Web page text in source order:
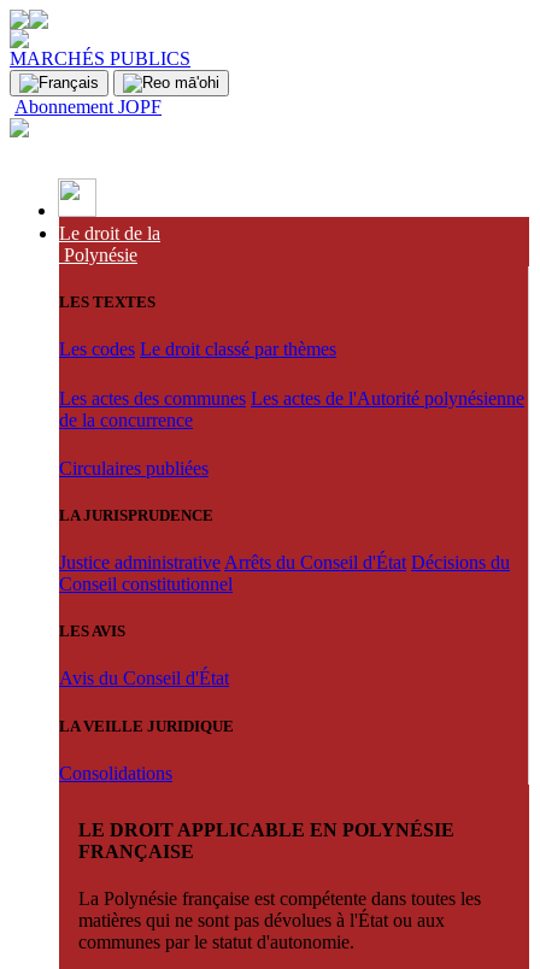
MARCHÉS PUBLICS
Abonnement JOPF
Le droit de la
Polynésie
LES TEXTES
Les codes Le droit classé par thèmes
Les actes des communes Les actes de l'Autorité polynésienne
de la concurrence
Circulaires publiées
LA JURISPRUDENCE
Justice administrative Arrêts du Conseil d'État Décisions du
Conseil constitutionnel
LES AVIS
Avis du Conseil d'État
LA VEILLE JURIDIQUE
Consolidations
LE DROIT APPLICABLE EN POLYNÉSIE
FRANÇAISE
La Polynésie française est compétente dans toutes les
matières qui ne sont pas dévolues à l'État ou aux
communes par le statut d'autonomie.